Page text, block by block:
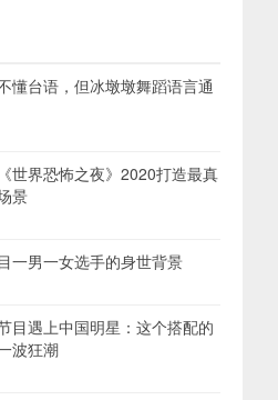
懂台语，但冰墩墩舞蹈语言通
世界恐怖之夜》2020打造最真
景
一男一女选手的身世背景
目遇上中国明星：这个搭配的
波狂潮